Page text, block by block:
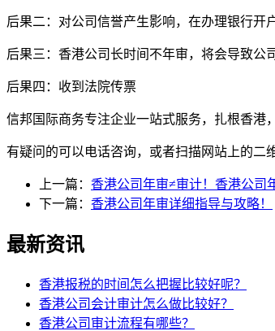
后果二：对公司信誉产生影响，在办理银行开
后果三：香港公司长时间不年审，将会导致公
后果四：收到法院传票
信邦国际商务专注企业一站式服务，扎根香港
有疑问的可以电话咨询，或者扫描网站上的二
上一篇： 香港公司年审≠审计！香港公司
下一篇： 香港公司年审详细指导与攻略！
最新资讯
香港报税的时间怎么把握比较好呢？
香港公司会计审计怎么做比较好？
香港公司审计流程有哪些？